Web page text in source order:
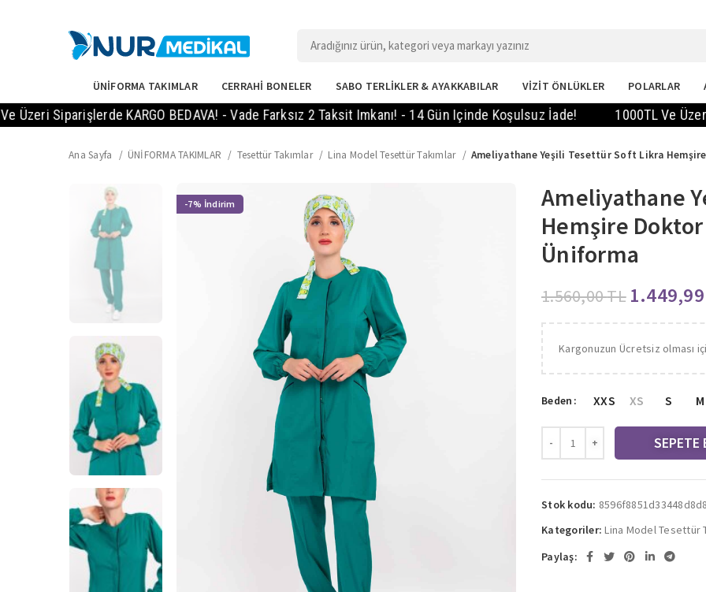
ÜNİFORMA TAKIMLAR CERRAHİ BONELER SABO TERLİKLER & AYAKKABILAR VİZİT ÖNLÜKLER POLARLAR
Siparişlerde KARGO BEDAVA! - Vade Farksız 2 Taksit Imkanı! - 14 Gün Içinde Koşulsuz İade! 1000TL Ve Üzeri
Ana Sayfa ÜNİFORMA TAKIMLAR Tesettür Takımlar Lina Model Tesettür Takımlar Ameliyathane Yeşili Tesettür Soft Likra
-7%
Ameliyathane
Hemşire
Üniforma
1.560,00TL
Kargonuzun Ücretsiz olması
Beden XXS XS S M
SEPETE
Stok kodu:
Kategoriler: Lina Model Tesettür
Paylaş: